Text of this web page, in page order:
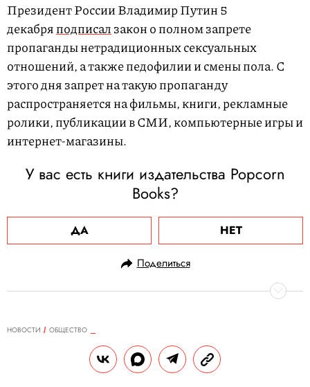
Президент России Владимир Путин 5
декабряподписалзакон о полном запрете
пропаганды нетрадиционных сексуальных
отношений, а также педофилии и смены пола. С
этого дня запрет на такую пропаганду
распространяется на фильмы, книги, рекламные
ролики, публикации в СМИ, компьютерные игры и
интернет-магазины.
У вас есть книги издательства Popcorn
Books?
ДА НЕТ
Поделиться
НОВОСТИ
ОБЩЕСТВО
Женщин-пилотов хотят допустить к